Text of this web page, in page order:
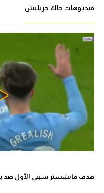
فيديوهات جاك جريليش
هدف مانشستر سيتي الأول ضد